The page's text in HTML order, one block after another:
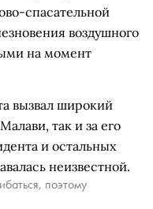
спасательной
воздушного
на момент
вызвал широкий
так и за его
и остальных
неизвестной.
поэтому